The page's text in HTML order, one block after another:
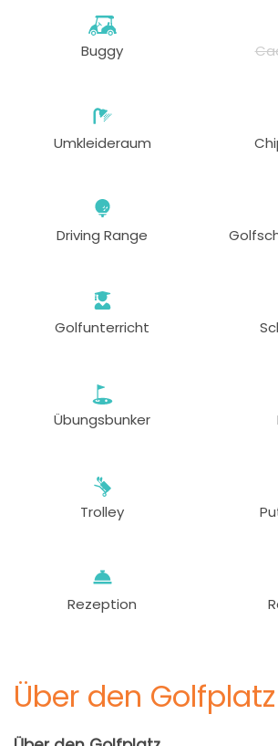
Buggy
Umkleideraum
Driving Range
Golfunterricht
Übungsbunker
Trolley
Rezeption
Über den Golfplatz